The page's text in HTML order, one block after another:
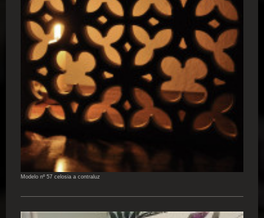
Modelo nº 57 celosia a contraluz